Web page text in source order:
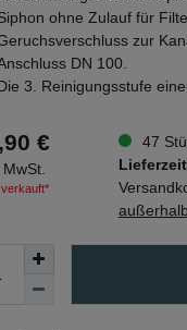
ohne Zulauf für
zur
DN 100.
3. Reinigungsstufe
€
verkauft*
47